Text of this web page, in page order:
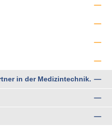
in der Medizintechnik.